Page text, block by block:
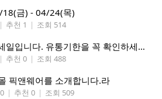
18(금) - 04/24(목)
| 추천 1 | 조회 514
패키지 SS - 임박상품 세일입니다. 유통기한을 꼭 확인하세요.
| 추천 0 | 조회 488
픽앤웨어를 소개합니다.라
| 추천 0 | 조회 509